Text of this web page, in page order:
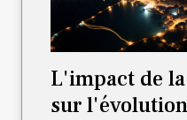
L'impact de
sur